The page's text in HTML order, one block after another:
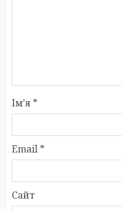
Ім'я *
Email *
Сайт